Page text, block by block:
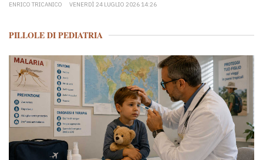
ENRICO TRICANICO VENERDÌ 24 LUGLIO 2026 14:26
PILLOLE DI PEDIATRIA